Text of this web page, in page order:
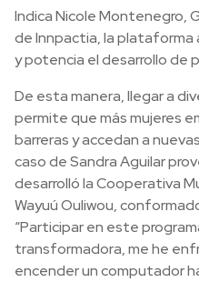
Indica Nicole Montenegro,
de Innpactia, la plataforma
y potencia el desarrollo de
De esta manera, llegar a
permite que más mujeres
barreras y accedan a
caso de Sandra Aguilar
desarrolló la Cooperativa
Wayuú Ouliwou,
“Participar en este
transformadora, me he
encender un computador